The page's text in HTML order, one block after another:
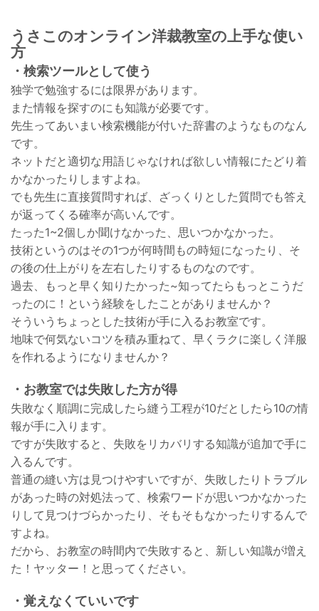
うさこのオンライン洋裁教室の上手な使い
方
・検索ツールとして使う
独学で勉強するには限界があります。
また情報を探すのにも知識が必要です。
先生ってあいまい検索機能が付いた辞書のようなものなん
です。
ネットだと適切な用語じゃなければ欲しい情報にたどり着
かなかったりしますよね。
でも先生に直接質問すれば、ざっくりとした質問でも答え
が返ってくる確率が高いんです。
たった1~2個しか聞けなかった、思いつかなかった。
技術というのはその1つが何時間もの時短になったり、そ
の後の仕上がりを左右したりするものなのです。
過去、もっと早く知りたかった~知ってたらもっとこうだ
ったのに！という経験をしたことがありませんか？
そういうちょっとした技術が手に入るお教室です。
地味で何気ないコツを積み重ねて、早くラクに楽しく洋服
を作れるようになりませんか？
・お教室では失敗した方が得
失敗なく順調に完成したら縫う工程が10だとしたら10の情
報が手に入ります。
ですが失敗すると、失敗をリカバリする知識が追加で手に
入るんです。
普通の縫い方は見つけやすいですが、失敗したりトラブル
があった時の対処法って、検索ワードが思いつかなかった
りして見つけづらかったり、そもそもなかったりするんで
すよね。
だから、お教室の時間内で失敗すると、新しい知識が増え
た！ヤッター！と思ってください。
・覚えなくていいです